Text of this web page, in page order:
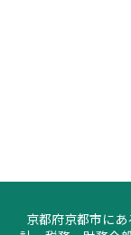
京都府京都市に